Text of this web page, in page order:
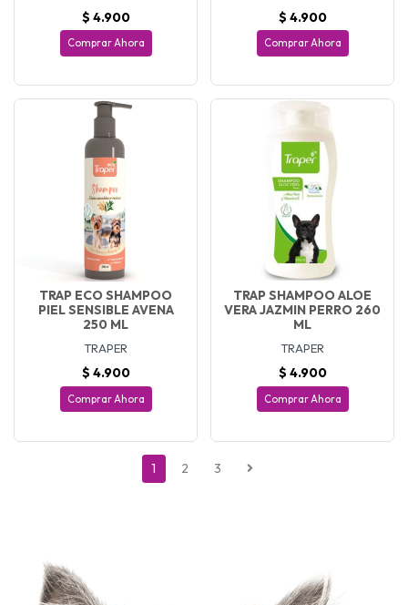
$ 4.900
Comprar Ahora
$ 4.900
Comprar Ahora
TRAP ECO SHAMPOO
PIEL SENSIBLE AVENA
250 ML
TRAPER
$ 4.900
Comprar Ahora
TRAP SHAMPOO ALOE
VERA JAZMIN PERRO 260
ML
TRAPER
$ 4.900
Comprar Ahora
1 2 3